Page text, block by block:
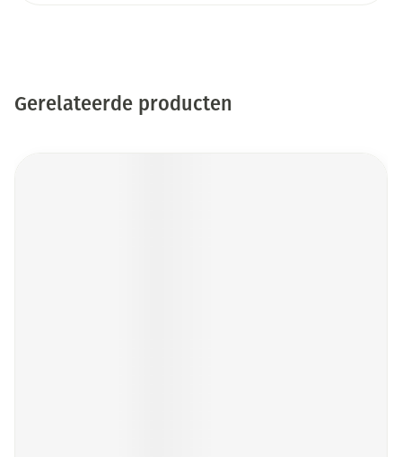
Gerelateerde producten